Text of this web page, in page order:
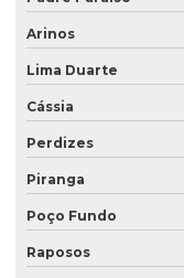
Leiva de grama
Manutenção de áreas
Orçamento de plantio
Plantio de árvores
Plantio de árvores
Plantio de grama em
Arinos
Lima Duarte
Cássia
Perdizes
Piranga
Poço Fundo
Raposos